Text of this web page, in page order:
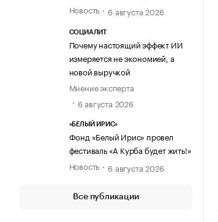
Новость
6 августа 2026
СОЦИАЛИТ
Почему настоящий эффект ИИ
измеряется не экономией, а
новой выручкой
Мнение эксперта
6 августа 2026
«БЕЛЫЙ ИРИС»
Фонд «Белый Ирис» провел
фестиваль «А Курба будет жить!»
Новость
6 августа 2026
Все публикации